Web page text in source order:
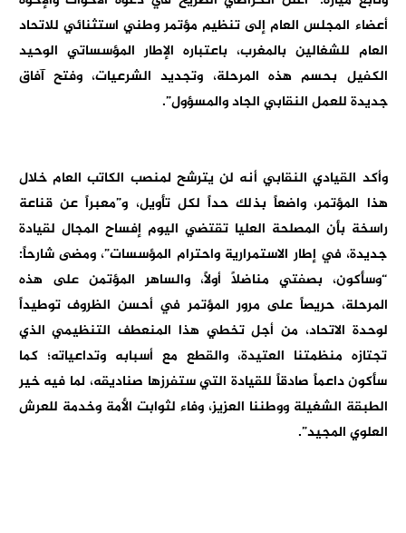
أعضاء المجلس العام إلى تنظيم مؤتمر وطني استثنائي للاتحاد
العام للشغالين بالمغرب، باعتباره الإطار المؤسساتي الوحيد
الكفيل بحسم هذه المرحلة، وتجديد الشرعيات، وفتح آفاق
جديدة للعمل النقابي الجاد والمسؤول”.
وأكد القيادي النقابي أنه لن يترشح لمنصب الكاتب العام خلال
هذا المؤتمر، واضعاً بذلك حداً لكل تأويل، و”معبراً عن قناعة
راسخة بأن المصلحة العليا تقتضي اليوم إفساح المجال لقيادة
جديدة، في إطار الاستمرارية واحترام المؤسسات”، ومضى شارحاً:
“وسأكون، بصفتي مناضلاً أولاً، والساهر المؤتمن على هذه
المرحلة، حريصاً على مرور المؤتمر في أحسن الظروف توطيداً
لوحدة الاتحاد، من أجل تخطي هذا المنعطف التنظيمي الذي
تجتازه منظمتنا العتيدة، والقطع مع أسبابه وتداعياته؛ كما
سأكون داعماً صادقاً للقيادة التي ستفرزها صناديقه، لما فيه خير
الطبقة الشغيلة ووطننا العزيز، وفاء لثوابت الأمة وخدمة للعرش
العلوي المجيد”.